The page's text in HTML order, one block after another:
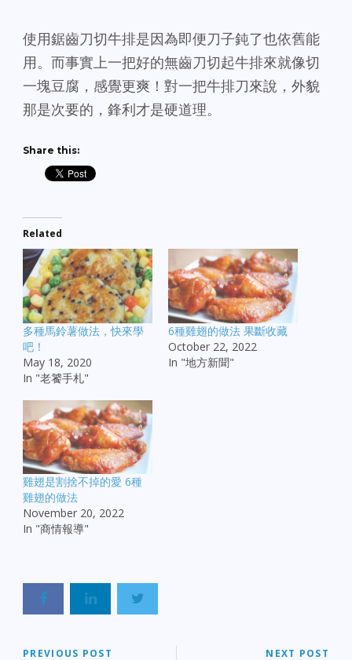
使用鋸齒刀切牛排是因為即便刀子鈍了也依舊能
用。而事實上一把好的無齒刀切起牛排來就像切
一塊豆腐，感覺更爽！對一把牛排刀來說，外貌
那是次要的，鋒利才是硬道理。
Share this:
Related
多種馬鈴薯做法，快來學
吧！
May 18, 2020
In "老饕手札"
6種雞翅的做法 果斷收藏
October 22, 2022
In "地方新聞"
雞翅是割捨不掉的愛 6種
雞翅的做法
November 20, 2022
In "商情報導"
PREVIOUS POST NEXT POST